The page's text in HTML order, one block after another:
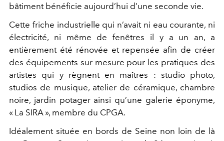
bâtiment bénéficie aujourd’hui d’une seconde vie.
Cette friche industrielle qui n’avait ni eau courante, ni
électricité, ni même de fenêtres il y a un an, a
entièrement été rénovée et repensée afin de créer
des équipements sur mesure pour les pratiques des
artistes qui y règnent en maîtres : studio photo,
studios de musique, atelier de céramique, chambre
noire, jardin potager ainsi qu’une galerie éponyme,
« La SIRA », membre du CPGA.
Idéalement située en bords de Seine non loin de là